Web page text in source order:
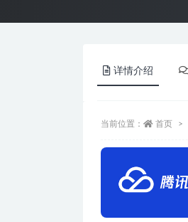
详情介绍
当前位置： 首页